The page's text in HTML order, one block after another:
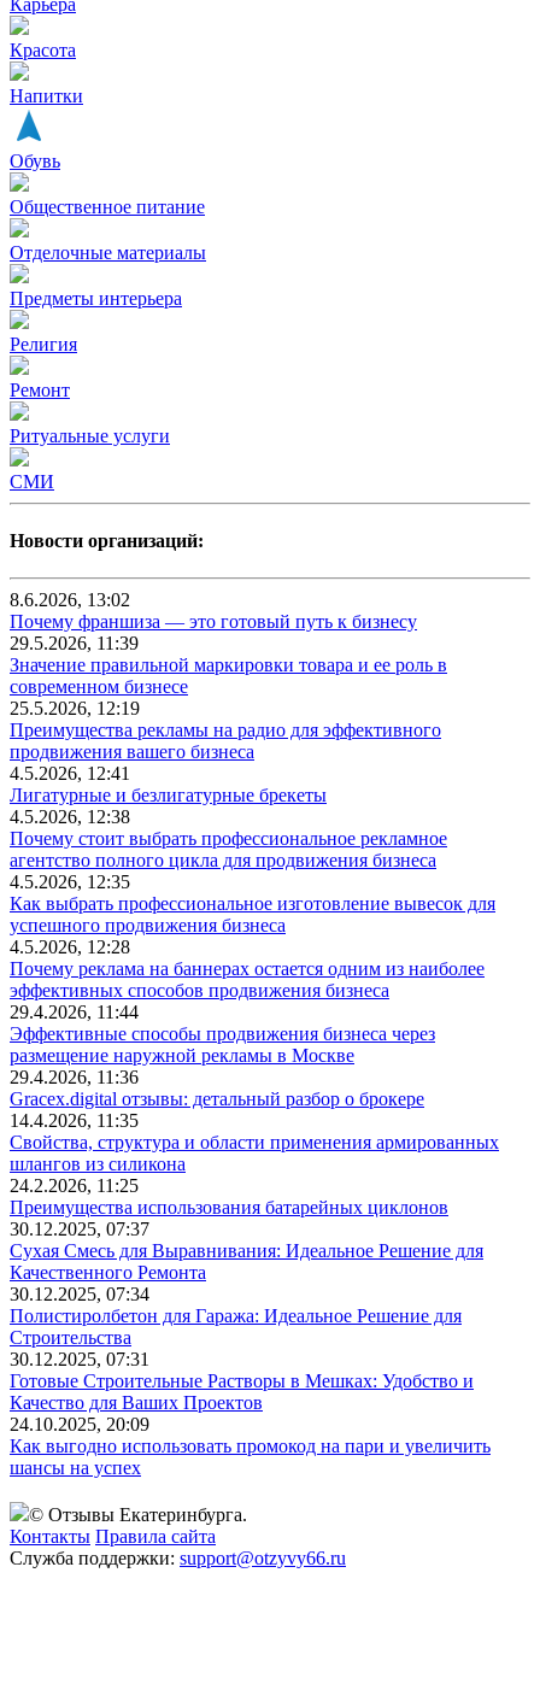
Красота
Напитки
Обувь
Общественное питание
Отделочные материалы
Предметы интерьера
Религия
Ремонт
Ритуальные услуги
СМИ
Новости организаций:
8.6.2026, 13:02
Почему франшиза — это готовый путь к бизнесу
29.5.2026, 11:39
Значение правильной маркировки товара и ее роль в
современном бизнесе
25.5.2026, 12:19
Преимущества рекламы на радио для эффективного
продвижения вашего бизнеса
4.5.2026, 12:41
Лигатурные и безлигатурные брекеты
4.5.2026, 12:38
Почему стоит выбрать профессиональное рекламное
агентство полного цикла для продвижения бизнеса
4.5.2026, 12:35
Как выбрать профессиональное изготовление вывесок для
успешного продвижения бизнеса
4.5.2026, 12:28
Почему реклама на баннерах остается одним из наиболее
эффективных способов продвижения бизнеса
29.4.2026, 11:44
Эффективные способы продвижения бизнеса через
размещение наружной рекламы в Москве
29.4.2026, 11:36
Gracex.digital отзывы: детальный разбор о брокере
14.4.2026, 11:35
Свойства, структура и области применения армированных
шлангов из силикона
24.2.2026, 11:25
Преимущества использования батарейных циклонов
30.12.2025, 07:37
Сухая Смесь для Выравнивания: Идеальное Решение для
Качественного Ремонта
30.12.2025, 07:34
Полистиролбетон для Гаража: Идеальное Решение для
Строительства
30.12.2025, 07:31
Готовые Строительные Растворы в Мешках: Удобство и
Качество для Ваших Проектов
24.10.2025, 20:09
Как выгодно использовать промокод на пари и увеличить
шансы на успех
© Отзывы Екатеринбурга.
Контакты Правила сайта
Служба поддержки: support@otzyvy66.ru